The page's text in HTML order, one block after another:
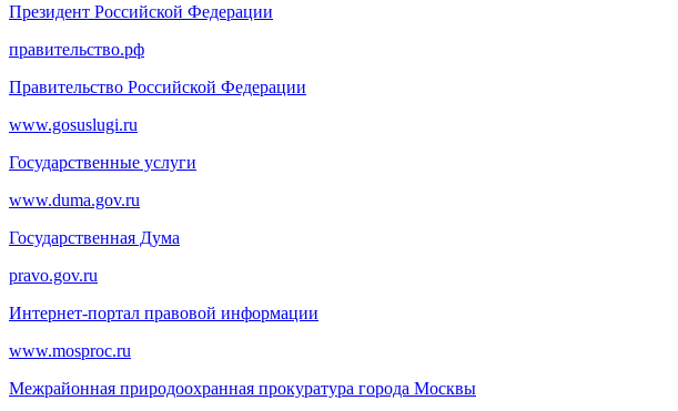
Президент Российской Федерации
правительство.рф
Правительство Российской Федерации
www.gosuslugi.ru
Государственные услуги
www.duma.gov.ru
Государственная Дума
pravo.gov.ru
Интернет-портал правовой информации
www.mosproc.ru
Межрайонная природоохранная прокуратура города Москвы